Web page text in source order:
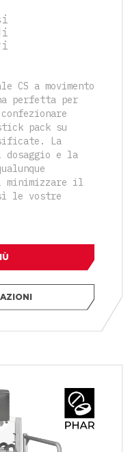
CS a movimento
perfetta per
pack su
La
e la
minimizzare il
le vostre